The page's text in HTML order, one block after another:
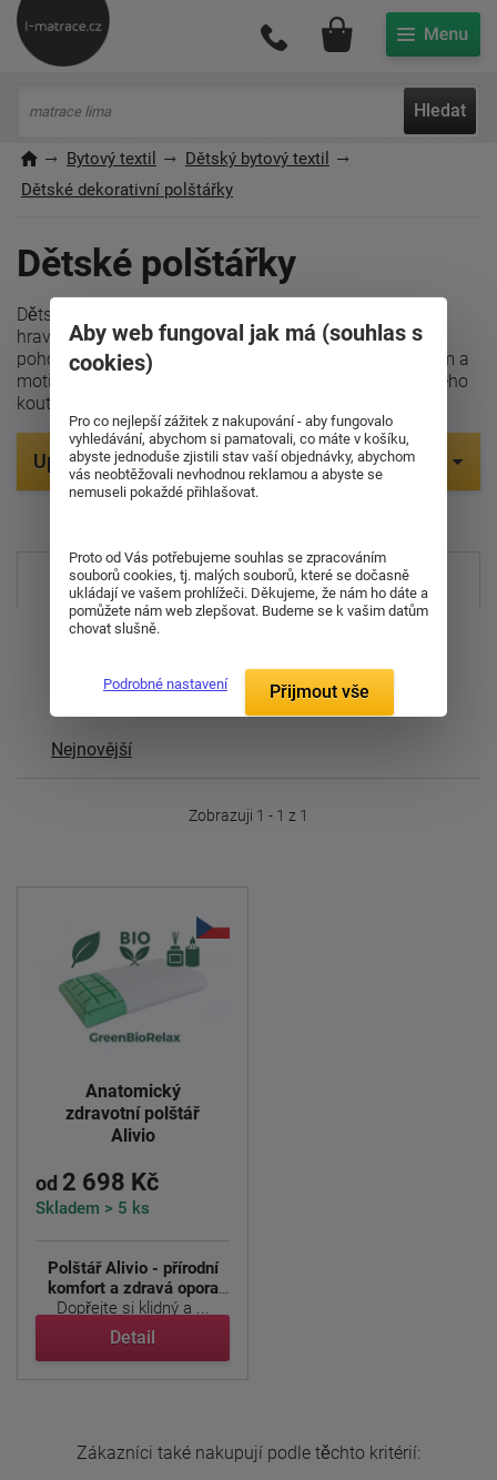
Hledat
Můj účet
Bytový textil
Dětský bytový textil
Dětské dekorativní polštářky
Dětské polštářky
Dětské dekorativní polštářky přidávají pokoji útulnost a
hravost. Jsou ideální nejen pro ozdobu, ale také pro
pohodlné lenošení či hraní. Díky různým tvarům, barvám a
motivům se stanou oblíbenou součástí každého dětského
koutku.
Upřesnit parametry
Nejprodávanější
Od nejdražšího
Od nejlevnějšího
Nejnovější
Zobrazuji 1 - 1 z 1
Anatomický
zdravotní polštář
Alivio
od 2 698 Kč
Skladem > 5 ks
Polštář Alivio - přírodní
komfort a zdravá opora
Dopřejte si klidný a ...
Detail
Zákazníci také nakupují podle těchto kritérií:
Aby web fungoval jak má (souhlas s
cookies)
Pro co nejlepší zážitek z nakupování - aby fungovalo
vyhledávání, abychom si pamatovali, co máte v košíku,
abyste jednoduše zjistili stav vaší objednávky, abychom
vás neobtěžovali nevhodnou reklamou a abyste se
nemuseli pokaždé přihlašovat.
Proto od Vás potřebujeme souhlas se zpracováním
souborů cookies, tj. malých souborů, které se dočasně
ukládají ve vašem prohlížeči. Děkujeme, že nám ho dáte a
pomůžete nám web zlepšovat. Budeme se k vašim datům
chovat slušně.
Podrobné nastavení Přijmout vše